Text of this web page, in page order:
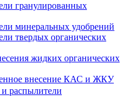
гранулированных
минеральных удобрений
твердых органических
жидких органических
внесение КАС и ЖКУ
распылители